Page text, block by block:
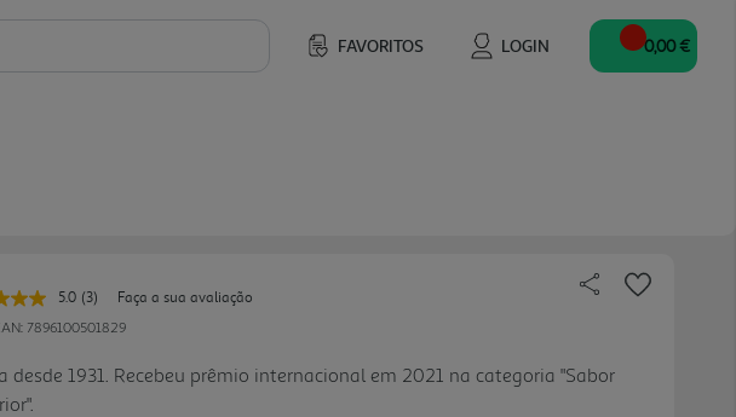
FAVORITOS LOGIN 0,00 €
5.0 Leu
3
Link
para
(3)
Faça a sua avaliação
7896100501829
desde 1931. Recebeu prêmio internacional em 2021 na categoria "Sabor